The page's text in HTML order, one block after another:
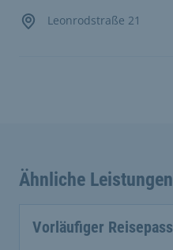
Leonrodstraße 21
Ähnliche Leistungen
Vorläufiger Reisepass